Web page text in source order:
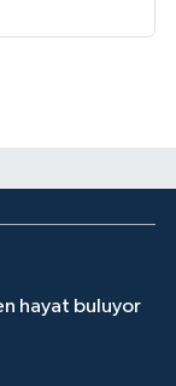
hayat buluyor